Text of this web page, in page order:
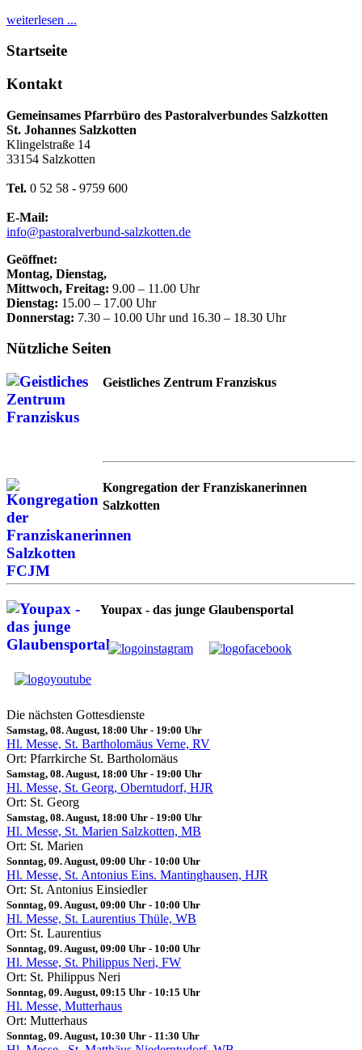
weiterlesen ...
Startseite
Kontakt
Gemeinsames Pfarrbüro des Pastoralverbundes Salzkotten
St. Johannes Salzkotten
Klingelstraße 14
33154 Salzkotten
Tel. 0 52 58 - 9759 600
E-Mail:
info@pastoralverbund-salzkotten.de
Geöffnet:
Montag, Dienstag,
Mittwoch, Freitag: 9.00 – 11.00 Uhr
Dienstag: 15.00 – 17.00 Uhr
Donnerstag: 7.30 – 10.00 Uhr und 16.30 – 18.30 Uhr
Nützliche Seiten
Geistliches Zentrum Franziskus
Kongregation der Franziskanerinnen
Salzkotten
Youpax - das junge Glaubensportal
Die nächsten Gottesdienste
Samstag, 08. August, 18:00 Uhr - 19:00 Uhr
Hl. Messe, St. Bartholomäus Verne, RV
Ort: Pfarrkirche St. Bartholomäus
Samstag, 08. August, 18:00 Uhr - 19:00 Uhr
Hl. Messe, St. Georg, Oberntudorf, HJR
Ort: St. Georg
Samstag, 08. August, 18:00 Uhr - 19:00 Uhr
Hl. Messe, St. Marien Salzkotten, MB
Ort: St. Marien
Sonntag, 09. August, 09:00 Uhr - 10:00 Uhr
Hl. Messe, St. Antonius Eins. Mantinghausen, HJR
Ort: St. Antonius Einsiedler
Sonntag, 09. August, 09:00 Uhr - 10:00 Uhr
Hl. Messe, St. Laurentius Thüle, WB
Ort: St. Laurentius
Sonntag, 09. August, 09:00 Uhr - 10:00 Uhr
Hl. Messe, St. Philippus Neri, FW
Ort: St. Philippus Neri
Sonntag, 09. August, 09:15 Uhr - 10:15 Uhr
Hl. Messe, Mutterhaus
Ort: Mutterhaus
Sonntag, 09. August, 10:30 Uhr - 11:30 Uhr